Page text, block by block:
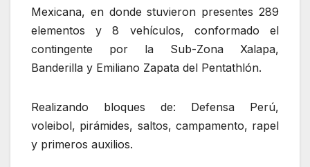
Mexicana, en donde stuvieron presentes 289
elementos y 8 vehículos, conformado el
contingente por la Sub-Zona Xalapa,
Banderilla y Emiliano Zapata del Pentathlón.
Realizando bloques de: Defensa Perú,
voleibol, pirámides, saltos, campamento, rapel
y primeros auxilios.